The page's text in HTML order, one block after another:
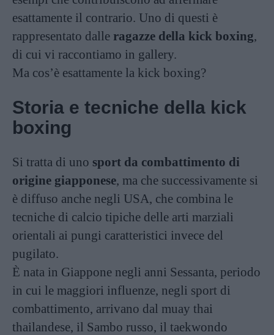
esattamente il contrario. Uno di questi è
rappresentato dalle ragazze della kick boxing,
di cui vi raccontiamo in gallery.
Ma cos’è esattamente la kick boxing?
Storia e tecniche della kick
boxing
Si tratta di uno sport da combattimento di
origine giapponese, ma che successivamente si
è diffuso anche negli USA, che combina le
tecniche di calcio tipiche delle arti marziali
orientali ai pungi caratteristici invece del
pugilato.
È nata in Giappone negli anni Sessanta, periodo
in cui le maggiori influenze, negli sport di
combattimento, arrivano dal muay thai
thailandese, il Sambo russo, il taekwondo